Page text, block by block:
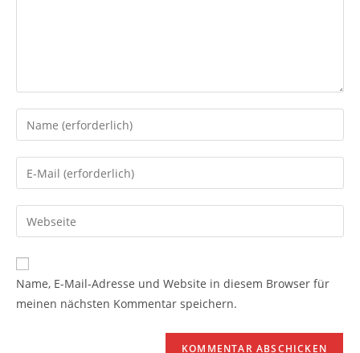
Name, E-Mail-Adresse und Website in diesem Browser für
meinen nächsten Kommentar speichern.